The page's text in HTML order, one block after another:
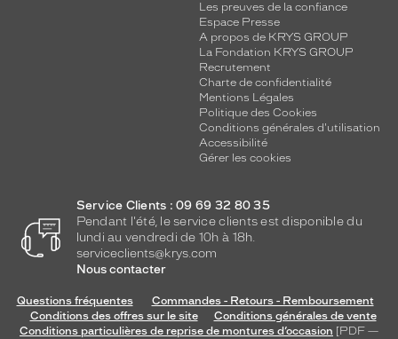
Les preuves de la confiance
Espace Presse
A propos de KRYS GROUP
La Fondation KRYS GROUP
Recrutement
Charte de confidentialité
Mentions Légales
Politique des Cookies
Conditions générales d'utilisation
Accessibilité
Gérer les cookies
Service Clients : 09 69 32 80 35
Pendant l'été, le service clients est disponible du
lundi au vendredi de 10h à 18h.
serviceclients@krys.com
Nous contacter
Questions fréquentes
Commandes - Retours - Remboursement
Conditions des offres sur le site
Conditions générales de vente
Conditions particulières de reprise de montures d’occasion [PDF —